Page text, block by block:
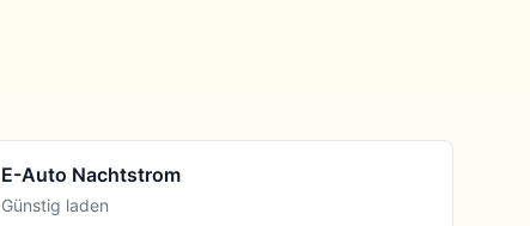
E-Auto Nachtstrom
Günstig laden